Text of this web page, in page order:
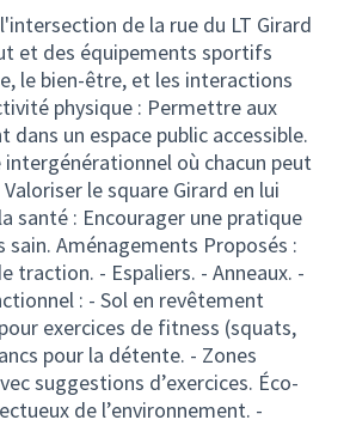
de la rue du LT Girard
et des équipements sportifs
le bien-être, et les interactions
physique : Permettre aux
un espace public accessible.
intergénérationnel où chacun peut
le square Girard en lui
santé : Encourager une pratique
Aménagements Proposés :
traction. - Espaliers. - Anneaux. -
: - Sol en revêtement
exercices de fitness (squats,
pour la détente. - Zones
suggestions d’exercices. Éco-
de l’environnement. -